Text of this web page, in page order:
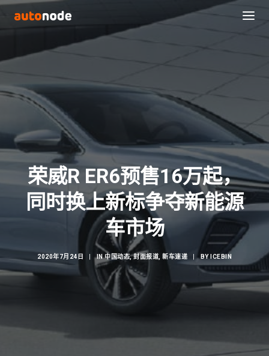
Search
荣威R ER6预售16万起，
同时换上新标争夺新能源
车市场
2020年7月24日 IN中国动态,封面报道 新车速递 BY ICEBIN